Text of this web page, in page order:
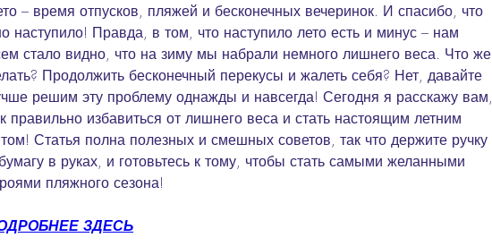
– время отпусков, пляжей и бесконечных вечеринок. И спасибо, что
наступило! Правда, в том, что наступило лето есть и минус – нам
стало видно, что на зиму мы набрали немного лишнего веса. Что же
Продолжить бесконечный перекусы и жалеть себя? Нет, давайте
решим эту проблему однажды и навсегда! Сегодня я расскажу вам,
правильно избавиться от лишнего веса и стать настоящим летним
Статья полна полезных и смешных советов, так что держите ручку
в руках, и готовьтесь к тому, чтобы стать самыми желанными
пляжного сезона!
ЗДЕСЬ